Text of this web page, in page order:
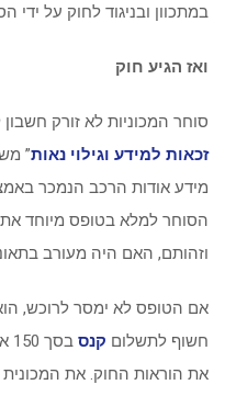
במתכוון ובניגוד לחוק על ידי
ואז הגיע חוק
סוחר המכוניות לא זורק חשבון
זכאות למידע וגילוי נאות
מידע אודות הרכב הנמכר
הסוחר למלא בטופס מיוחד
וזהותם, האם היה מעורב
אם הטופס לא ימסר לרוכש,
חשוף לתשלום קנס
את הוראות החוק. את